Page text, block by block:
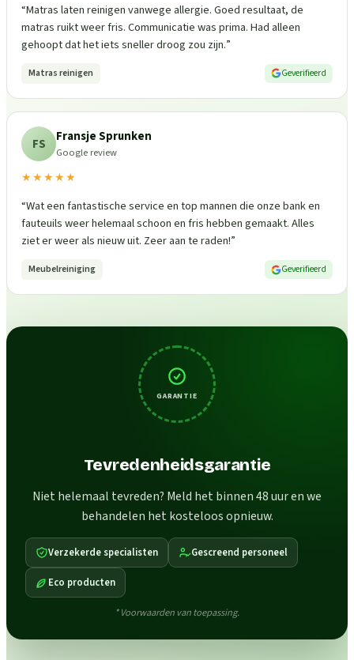
“Matras laten reinigen vanwege allergie. Goed resultaat, de
matras ruikt weer fris. Communicatie was prima. Had alleen
gehoopt dat het iets sneller droog zou zijn.”
Matras reinigen Geverifieerd
FS Fransje Sprunken
Google review
★★★★★
“Wat een fantastische service en top mannen die onze bank en
fauteuils weer helemaal schoon en fris hebben gemaakt. Alles
ziet er weer als nieuw uit. Zeer aan te raden!”
Meubelreiniging Geverifieerd
GARANTIE
Tevredenheidsgarantie
Niet helemaal tevreden? Meld het binnen 48 uur en we
behandelen het kosteloos opnieuw.
Verzekerde specialisten Gescreend personeel
Eco producten
* Voorwaarden van toepassing.